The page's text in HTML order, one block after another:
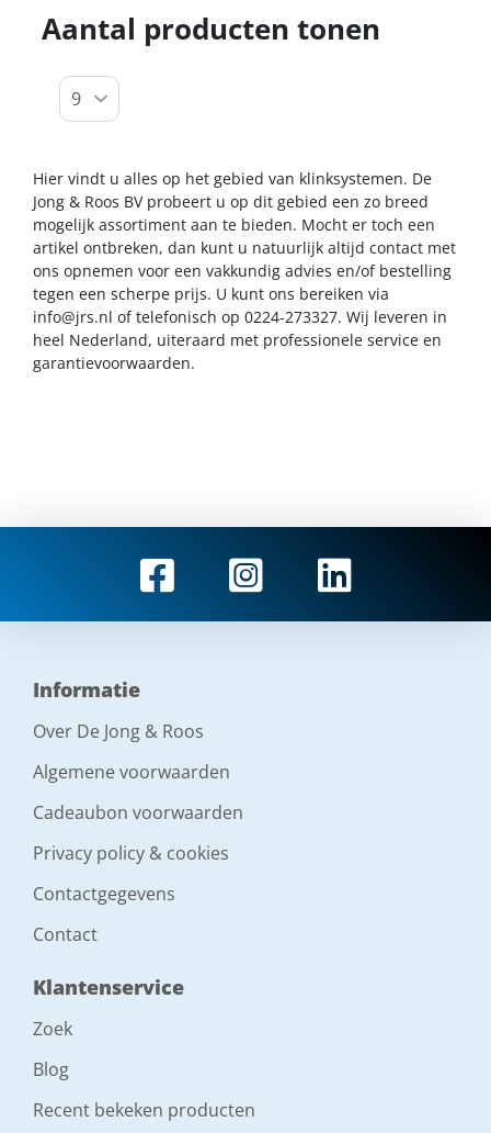
Aantal producten tonen
Hier vindt u alles op het gebied van klinksystemen. De
Jong & Roos BV probeert u op dit gebied een zo breed
mogelijk assortiment aan te bieden. Mocht er toch een
artikel ontbreken, dan kunt u natuurlijk altijd contact met
ons opnemen voor een vakkundig advies en/of bestelling
tegen een scherpe prijs. U kunt ons bereiken via
info@jrs.nl of telefonisch op 0224-273327. Wij leveren in
heel Nederland, uiteraard met professionele service en
garantievoorwaarden.
Informatie
Over De Jong & Roos
Algemene voorwaarden
Cadeaubon voorwaarden
Privacy policy & cookies
Contactgegevens
Contact
Klantenservice
Zoek
Blog
Recent bekeken producten